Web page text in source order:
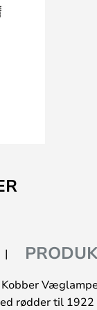
rødder til